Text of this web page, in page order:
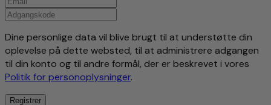
Dine personlige data vil blive brugt til at understøtte din
oplevelse på dette websted, til at administrere adgangen
til din konto og til andre formål, der er beskrevet i vores
Politik for personoplysninger.